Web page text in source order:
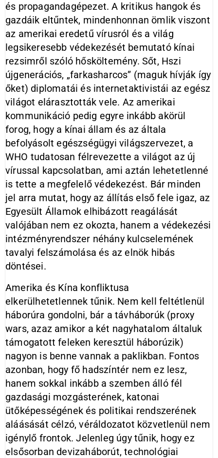
és propagandagépezet. A kritikus hangok és
gazdáik eltűntek, mindenhonnan ömlik viszont
az amerikai eredetű vírusról és a világ
legsikeresebb védekezését bemutató kínai
rezsimről szóló hősköltemény. Sőt, Hszi
újgenerációs, „farkasharcos” (maguk hívják így
őket) diplomatái és internetaktivistái az egész
világot elárasztották vele. Az amerikai
kommunikáció pedig egyre inkább akörül
forog, hogy a kínai állam és az általa
befolyásolt egészségügyi világszervezet, a
WHO tudatosan félrevezette a világot az új
vírussal kapcsolatban, ami aztán lehetetlenné
is tette a megfelelő védekezést. Bár minden
jel arra mutat, hogy az állítás első fele igaz, az
Egyesült Államok elhibázott reagálását
valójában nem ez okozta, hanem a védekezési
intézményrendszer néhány kulcselemének
tavalyi felszámolása és az elnök hibás
döntései.
Amerika és Kína konfliktusa
elkerülhetetlennek tűnik. Nem kell feltétlenül
háborúra gondolni, bár a távháborúk (proxy
wars, azaz amikor a két nagyhatalom általuk
támogatott feleken keresztül háborúzik)
nagyon is benne vannak a paklikban. Fontos
azonban, hogy fő hadszíntér nem ez lesz,
hanem sokkal inkább a szemben álló fél
gazdasági mozgásterének, katonai
ütőképességének és politikai rendszerének
aláásását célzó, véráldozatot közvetlenül nem
igénylő frontok. Jelenleg úgy tűnik, hogy ez
elsősorban devizaháborút, technológiai